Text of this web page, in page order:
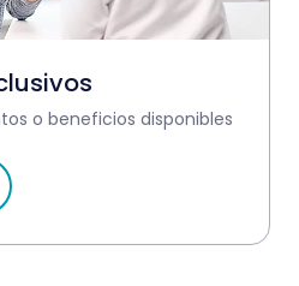
o beneficios disponibles